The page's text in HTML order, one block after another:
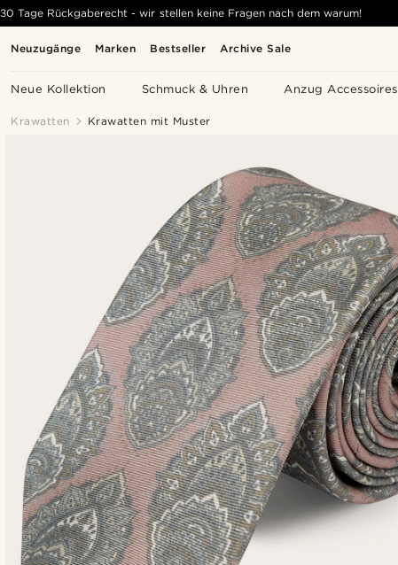
Neuzugänge Marken Bestseller Archive Sale
Neue Kollektion Schmuck & Uhren Anzug Accessoires
30 Tage Rückgaberecht - wir stellen keine Fragen nach dem warum!
Krawatten Krawatten mit Muster